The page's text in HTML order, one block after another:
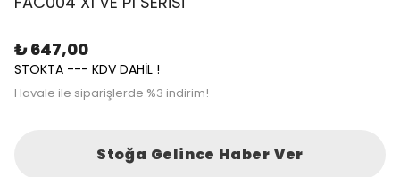
₺ 647,00
STOKTA --- KDV DAHİL !
Havale ile siparişlerde %3 indirim!
Stoğa Gelince Haber Ver